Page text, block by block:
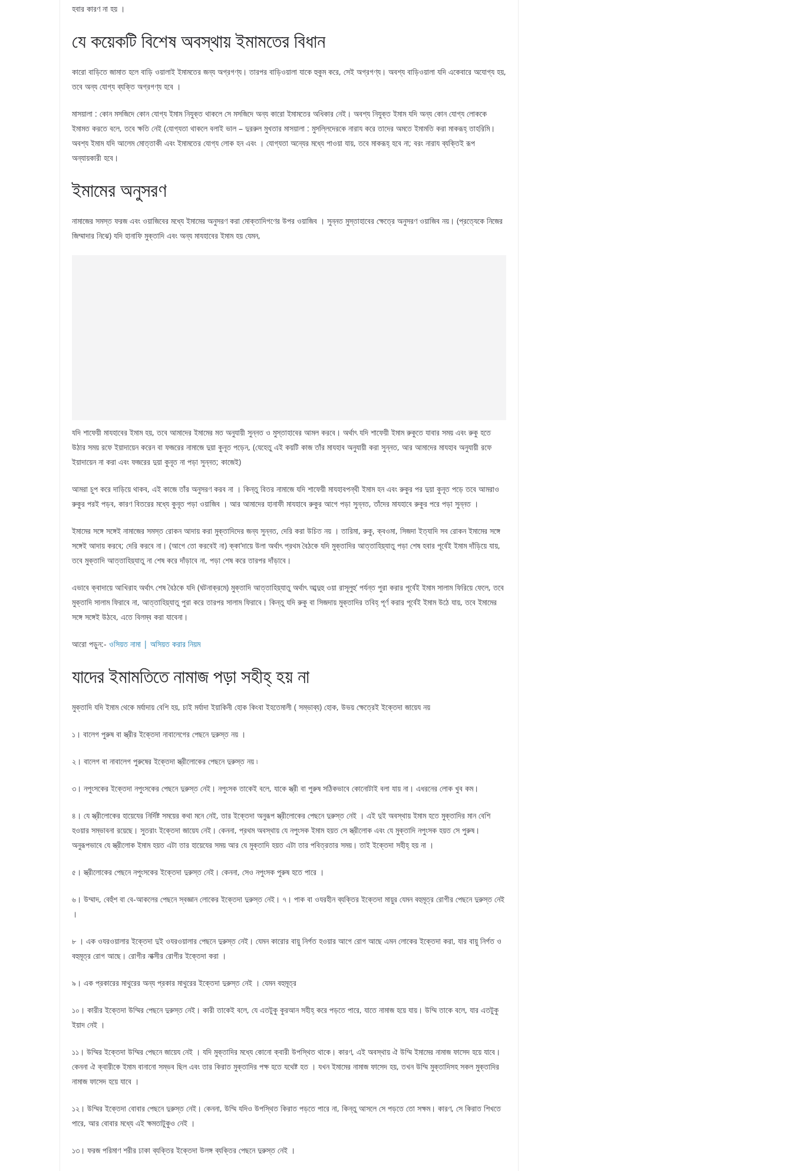
হবার কারণ না হয় ।
যে কয়েকটি বিশেষ অবস্থায় ইমামতের বিধান
কারো বাড়িতে জামাত হলে বাড়ি ওয়ালাই ইমামতের জন্য অগ্রগণ্য। তারপর বাড়িওয়ালা যাকে হুকুম করে, সেই অগ্রগণ্য। অবশ্য বাড়িওয়ালা যদি একেবারে অযোগ্য হয়,
তবে অন্য যোগ্য ব্যক্তি অগ্রগণ্য হবে ।
মাসয়ালা : কোন মসজিদে কোন যোগ্য ইমাম নিযুক্ত থাকলে সে মসজিদে অন্য কারো ইমামতের অধিকার নেই। অবশ্য নিযুক্ত ইমাম যদি অন্য কোন যোগ্য লোককে
ইমামত করতে বলে, তবে ক্ষতি নেই (যোগ্যতা থাকলে বলাই ভাল – দুররুল মুখতার মাসয়ালা : মুসল্লিদেরকে নারায করে তাদের অমতে ইমামতি করা মাকরূহ্ তাহরিমি।
অবশ্য ইমাম যদি আলেম মোত্তাকী এবং ইমামতের যোগ্য লোক হন এবং । যোগ্যতা অন্যের মধ্যে পাওয়া যায়, তবে মাকরূহ্ হবে না; বরং নারায ব্যক্তিই রূপ
অন্যায়কারী হবে।
ইমামের অনুসরণ
নামাজের সমস্ত ফরজ এবং ওয়াজিবের মধ্যে ইমামের অনুসরণ করা মোক্তাদিগণের উপর ওয়াজিব । সুন্নত মুস্তাহাবের ক্ষেত্রে অনুসরণ ওয়াজিব নয়। (প্রত্যেকে নিজের
জিম্মাদার নিঝে) যদি হানাফি মুক্তাদি এবং অন্য মাযহাবের ইমাম হয় যেমন,
যদি শাফেয়ী মাযহাবের ইমাম হয়, তবে আমাদের ইমামের মত অনুযায়ী সুন্নত ও মুস্তাহাবের আমল করবে। অর্থাৎ যদি শাফেয়ী ইমাম রুকুতে যাবার সময় এবং রুকু হতে
উঠার সময় রফে ইয়াদায়েন করেন বা ফজরের নামাজে দুয়া কুনূত পড়েন, (যেহেতু এই কয়টি কাজ তাঁর মাযহাব অনুযায়ী করা সুন্নত, আর আমাদের মাযহাব অনুযায়ী রফে
ইয়াদায়েন না করা এবং ফজরের দুয়া কুনূত না পড়া সুন্নত; কাজেই)
আমরা চুপ করে দাড়িয়ে থাকব, এই কাজে তাঁর অনুসরণ করব না । কিন্তু বিতর নামাজে যদি শাফেয়ী মাযহাবপন্থী ইমাম হন এবং রুকুর পর দুয়া কুনূত পড়ে তবে আমরাও
রুকুর পরই পড়ব, কারণ বিতরের মধ্যে কুনূত পড়া ওয়াজিব । আর আমাদের হানাফী মাযহাবে রুকুর আগে পড়া সুন্নত, তাঁদের মাযহাবে রুকুর পরে পড়া সুন্নত ।
ইমামের সঙ্গে সঙ্গেই নামাজের সমস্ত রোকন আদায় করা মুক্তাদিদের জন্য সুন্নত, দেরি করা উচিত নয় । তারিমা, রুকু, ক্বওমা, সিজদা ইত্যাদি সব রোকন ইমামের সঙ্গে
সঙ্গেই আদায় করবে; দেরি করবে না। (আগে তো করবেই না) ক্কা’দায়ে উলা অর্থাৎ প্রথম বৈঠকে যদি মুক্তাদির আত্তাহিয়্যাতু পড়া শেষ হবার পূর্বেই ইমাম দাঁড়িয়ে যায়,
তবে মুক্তাদি আত্তাহিয়্যাতু না শেষ করে দাঁড়াবে না, পড়া শেষ করে তারপর দাঁড়াবে।
এভাবে ক্বাদায়ে আখিরাহ অর্থাৎ শেষ বৈঠকে যদি (ঘটনাক্রমে) মুক্তাদি আত্তাহিয়্যাতু অর্থাৎ আব্দুহু ওয়া রাসূলুহু’ পর্যন্ত পুরা করার পূর্বেই ইমাম সালাম ফিরিয়ে ফেলে, তবে
মুক্তাদি সালাম ফিরাবে না, আত্তাহিয়্যাতু পুরা করে তারপর সালাম ফিরাবে। কিন্তু যদি রুকু বা সিজদায় মুক্তাদির তবিহ্ পূর্ণ করার পূর্বেই ইমাম উঠে যায়, তবে ইমামের
সঙ্গে সঙ্গেই উঠবে, এতে বিলম্ব করা যাবেনা।
আরো পড়ুন:- ওসিয়ত নামা | অসিয়ত করার নিয়ম
যাদের ইমামতিতে নামাজ পড়া সহীহ্ হয় না
মুক্তাদি যদি ইমাম থেকে মর্যাদায় বেশি হয়, চাই মর্যাদা ইয়াকিনী হোক কিংবা ইহতেমালী ( সম্ভাব্য) হোক, উভয় ক্ষেত্রেই ইক্তেদা জায়েয নয়
১। বালেগ পুরুষ বা স্ত্রীর ইক্তেদা নাবালেগের পেছনে দুরুস্ত নয় ।
২। বালেগ বা নাবালেগ পুরুষের ইক্তেদা স্ত্রীলোকের পেছনে দুরুস্ত নয় ৷
৩। নপুংসকের ইক্তেদা নপুংসকের পেছনে দুরুস্ত নেই। নপুংসক তাকেই বলে, যাকে স্ত্রী বা পুরুষ সঠিকভাবে কোনোটাই বলা যায় না। এধরনের লোক খুব কম।
৪। যে স্ত্রীলোকের হায়েযের নির্দিষ্ট সময়ের কথা মনে নেই, তার ইক্তেদা অনুরূপ স্ত্রীলোকের পেছনে দুরুস্ত নেই । এই দুই অবস্থায় ইমাম হতে মুক্তাদির মান বেশি
হওয়ার সম্ভাবনা রয়েছে। সুতরাং ইক্তেদা জায়েয নেই। কেননা, প্রথম অবস্থায় যে নপুংসক ইমাম হয়ত সে স্ত্রীলোক এবং যে মুক্তাদি নপুংসক হয়ত সে পুরুষ।
অনুরূপভাবে যে স্ত্রীলোক ইমাম হয়ত এটা তার হায়েযের সময় আর যে মুক্তাদি হয়ত এটা তার পবিত্রতার সময়। তাই ইক্তেদা সহীহ্ হয় না ।
৫। স্ত্রীলোকের পেছনে নপুংসকের ইক্তেদা দুরুস্ত নেই। কেননা, সেও নপুংসক পুরুষ হতে পারে ।
৬। উম্মাদ, বেহুঁশ বা বে-আকলের পেছনে স্বজ্ঞান লোকের ইক্তেদা দুরুস্ত নেই। ৭। পাক বা ওযরহীন ব্যক্তির ইক্তেদা মায়ুর যেমন বহুমূত্র রোগীর পেছনে দুরুস্ত নেই
।
৮ । এক ওযরওয়ালার ইক্তেদা দুই ওযরওয়ালার পেছনে দুরুস্ত নেই। যেমন কারোর বায়ু নির্গত হওয়ার আগে রোগ আছে এমন লোকের ইক্তেদা করা, যার বায়ু নির্গত ও
বহুমূত্র রোগ আছে। রোগীর নাক্সীর রোগীর ইক্তেদা করা ।
৯। এক প্রকারের মাথুরের অন্য প্রকার মাথুরের ইক্তেদা দুরুস্ত নেই । যেমন বহুমূত্র
১০। কারীর ইক্তেদা উম্মির পেছনে দুরুস্ত নেই। কারী তাকেই বলে, যে এতটুকু কুরআন সহীহ্ করে পড়তে পারে, যাতে নামাজ হয়ে যায়। উম্মি তাকে বলে, যার এতটুকু
ইয়াদ নেই ।
১১। উম্মির ইক্তেদা উম্মির পেছনে জায়েয নেই । যদি মুক্তাদির মধ্যে কোনো ক্বারী উপস্থিত থাকে। কারণ, এই অবস্থায় ঐ উম্মি ইমামের নামাজ ফাসেদ হয়ে যাবে।
কেননা ঐ ক্বারীকে ইমাম বানানো সম্ভব ছিল এবং তার কিরাত মুক্তাদির পক্ষ হতে যথেষ্ট হত । যখন ইমামের নামাজ ফাসেদ হয়, তখন উম্মি মুক্তাদিসহ সকল মুক্তাদির
নামাজ ফাসেদ হয়ে যাবে ।
১২। উম্মির ইক্তেদা বোবার পেছনে দুরুস্ত নেই। কেননা, উম্মি যদিও উপস্থিত কিরাত পড়তে পারে না, কিন্তু আসলে সে পড়তে তো সক্ষম। কারণ, সে কিরাত শিখতে
পারে, আর বোবার মধ্যে এই ক্ষমতাটুকুও নেই ।
১৩। ফরজ পরিমাণ শরীর ঢাকা ব্যক্তির ইক্তেদা উলঙ্গ ব্যক্তির পেছনে দুরুস্ত নেই ।